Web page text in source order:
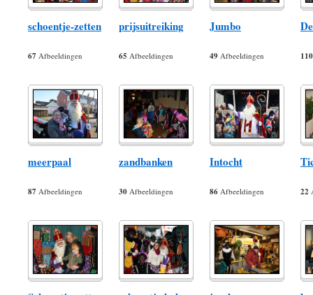
schoentje-zetten
67 Afbeeldingen
prijsuitreiking
65 Afbeeldingen
Jumbo
49 Afbeeldingen 110
meerpaal
87 Afbeeldingen
zandbanken
30 Afbeeldingen
Intocht
86 Afbeeldingen 22